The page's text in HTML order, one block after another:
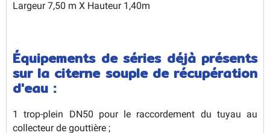
Largeur 7,50 m X Hauteur 1,40m
Équipements de séries déjà présents
sur la citerne souple de récupération
d'eau :
1 trop-plein DN50 pour le raccordement du tuyau au
collecteur de gouttière ;